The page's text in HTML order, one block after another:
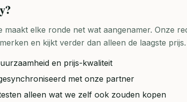
?
maakt elke ronde net wat aangenamer. Onze
en kijkt verder dan alleen de laagste prijs.
en prijs-kwaliteit
met onze partner
alleen wat we zelf ook zouden kopen